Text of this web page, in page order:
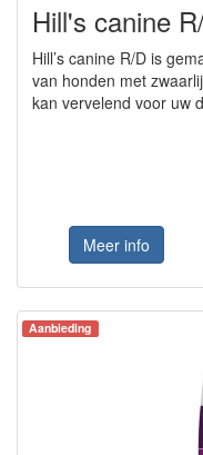
Hill's canine
Hill’s canine R/D is
van honden met
kan vervelend voor uw
Meer info
Aanbieding